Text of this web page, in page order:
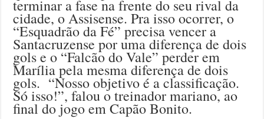
terminar a fase na frente do seu rival da
cidade, o Assisense. Pra isso ocorrer, o
“Esquadrão da Fé” precisa vencer a
Santacruzense por uma diferença de dois
gols e o “Falcão do Vale” perder em
Marília pela mesma diferença de dois
gols. “Nosso objetivo é a classificação.
Só isso!”, falou o treinador mariano, ao
final do jogo em Capão Bonito.